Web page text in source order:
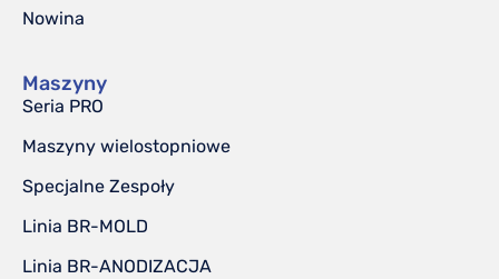
Nowina
Maszyny
Seria PRO
Maszyny wielostopniowe
Specjalne Zespoły
Linia BR-MOLD
Linia BR-ANODIZACJA